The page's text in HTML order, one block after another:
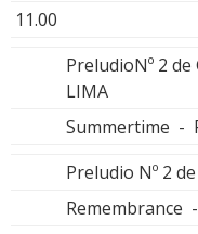
11.00
PreludioNº 2 de
LIMA
Summertime -
Preludio Nº 2
Remembrance